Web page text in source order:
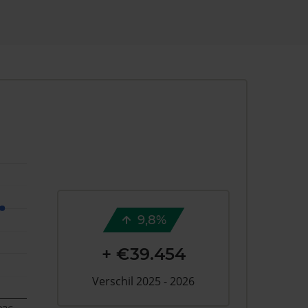
9,8%
+ €39.454
Verschil 2025 - 2026